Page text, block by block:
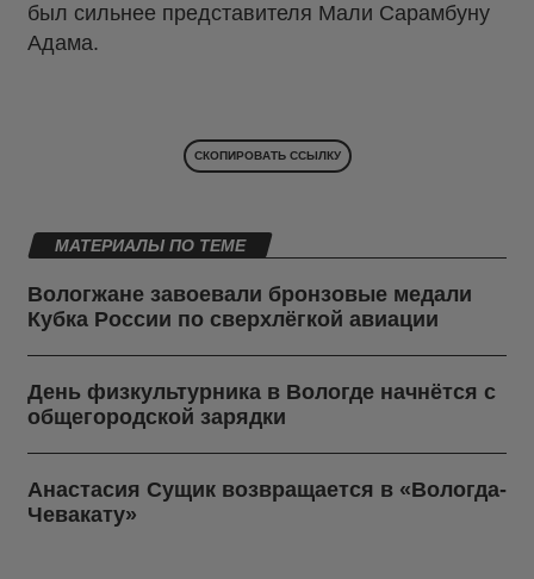
был сильнее представителя Мали Сарамбуну
Адама.
СКОПИРОВАТЬ ССЫЛКУ
МАТЕРИАЛЫ ПО ТЕМЕ
Вологжане завоевали бронзовые медали
Кубка России по сверхлёгкой авиации
День физкультурника в Вологде начнётся с
общегородской зарядки
Анастасия Сущик возвращается в «Вологда-
Чевакату»